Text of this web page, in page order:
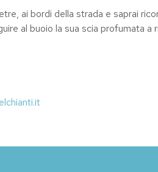
ai bordi della strada e saprai
al buoio la sua scia profumata a